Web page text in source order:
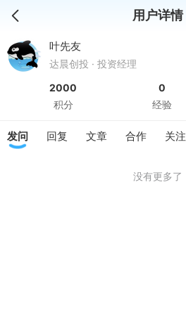
用户详情
叶先友
达晨创投 · 投资经理
2000
积分
0
经验
发问 回复 文章 合作 关注
没有更多了